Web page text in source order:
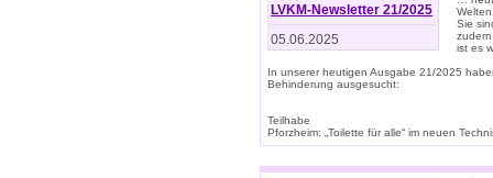
LVKM-Newsletter 21/2025
05.06.2025
Sie
ist es
In unserer heutigen Ausgabe 21/2025
Behinderung ausgesucht:
Teilhabe
Pforzheim: „Toilette für alle“ im neuen